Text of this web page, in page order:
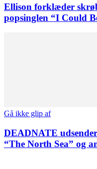
Ellison forklæder
popsinglen “I Could
Gå ikke glip af
DEADNATE
“The North Sea” og